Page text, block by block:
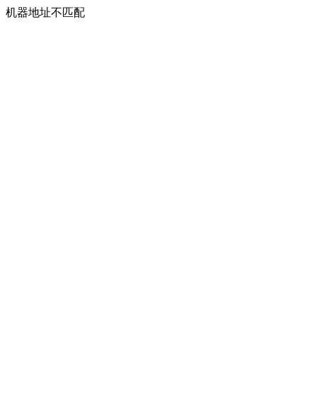
机器地址不匹配